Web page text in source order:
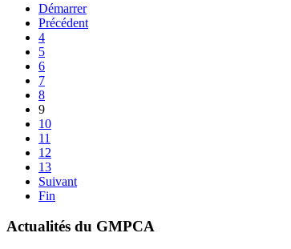
Démarrer
Précédent
4
5
6
7
8
9
10
11
12
13
Suivant
Fin
Actualités du GMPCA